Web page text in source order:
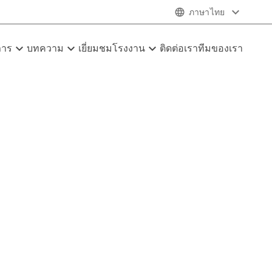
language ภาษาไทย expand_more
ร expand_more บทความ expand_more เยี่ยมชมโรงงาน expand_more ติดต่อเราทีมของเรา